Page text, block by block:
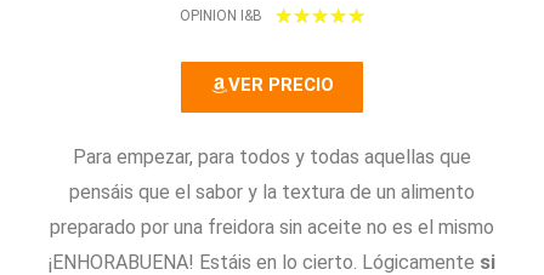
OPINION I&B ★★★★★5
VER PRECIO
Para empezar, para todos y todas aquellas que
pensáis que el sabor y la textura de un alimento
preparado por una freidora sin aceite no es el mismo
¡ENHORABUENA! Estáis en lo cierto. Lógicamente si